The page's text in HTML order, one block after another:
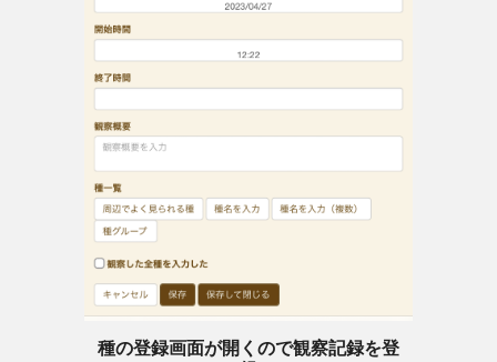
種の登録画面が開くので観察記録を登